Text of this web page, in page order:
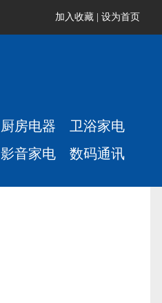
加入收藏 设为首页
厨房电器
卫浴家电
影音家电 数码通讯